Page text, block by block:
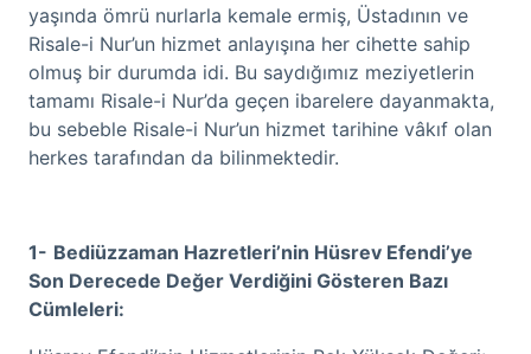
yaşında ömrü nurlarla kemale ermiş, Üstadının ve
Risale-i Nur’un hizmet anlayışına her cihette sahip
olmuş bir durumda idi. Bu saydığımız meziyetlerin
tamamı Risale-i Nur’da geçen ibarelere dayanmakta,
bu sebeble Risale-i Nur’un hizmet tarihine vâkıf olan
herkes tarafından da bilinmektedir.
1- Bediüzzaman Hazretleri’nin Hüsrev Efendi’ye
Son Derecede Değer Verdiğini Gösteren Bazı
Cümleleri: